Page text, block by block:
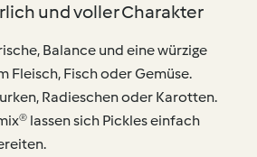
und voller Charakter
Balance und eine würzige
Fleisch, Fisch oder Gemüse.
Radieschen oder Karotten.
lassen sich Pickles einfach